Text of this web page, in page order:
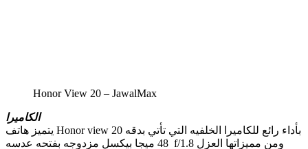
Honor View 20 – JawalMax
الكاميرا
يتميز هاتف Honor view 20 بأداء رائع للكاميرا الخلفيه التي تأتي بدقه
48 ميجا بيكسل مزدوجه بفتحه عدسه f/1.8 ومن مميزاتها العزل